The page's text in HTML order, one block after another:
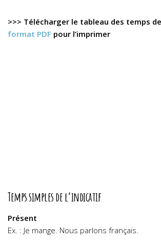
>>> Télécharger le tableau des temps
format PDF pour l’imprimer
Temps simples de l’indicatif
Présent
Ex. : Je mange. Nous parlons français.